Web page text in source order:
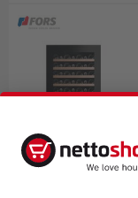
1'599.00
TVA & TAR comprise